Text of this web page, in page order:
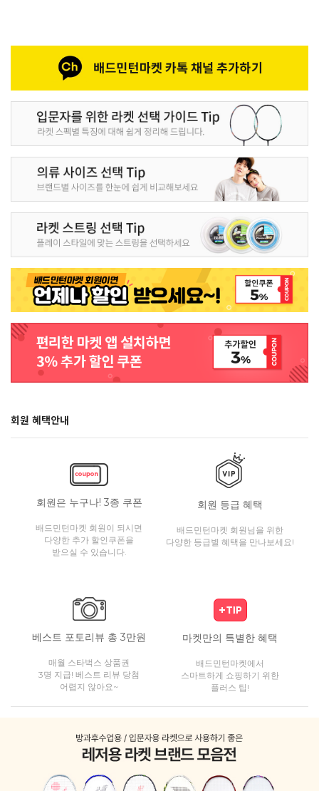
회원 혜택안내
회원은 누구나! 3종 쿠폰
배드민턴마켓 회원이 되시면
다양한 추가 할인쿠폰을
받으실 수 있습니다.
회원 등급 혜택
배드민턴마켓 회원님을 위한
다양한 등급별 혜택을 만나보세요!
베스트 포토리뷰 총 3만원
매월 스타벅스 상품권
3명 지급! 베스트 리뷰 당첨
어렵지 않아요~
마켓만의 특별한 혜택
배드민턴마켓에서
스마트하게 쇼핑하기 위한
플러스 팁!